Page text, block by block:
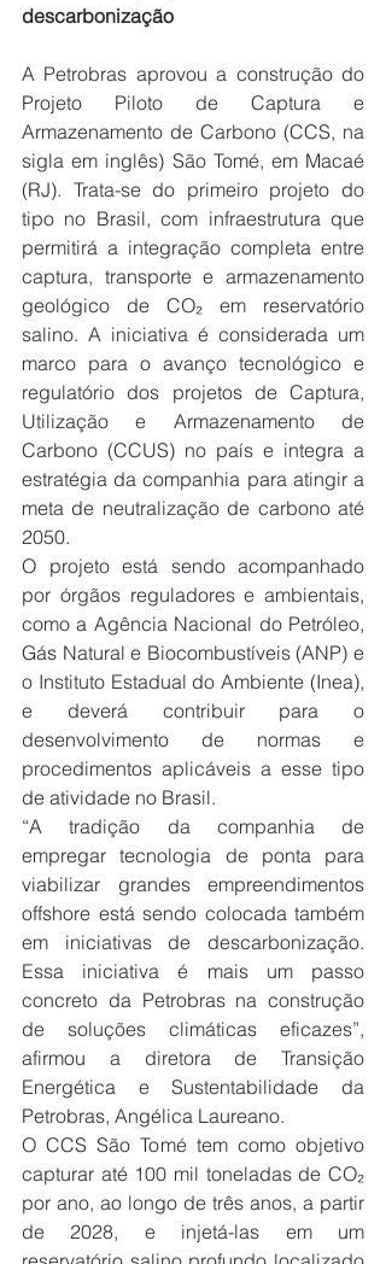
descarbonização
A Petrobras aprovou a construção do
Projeto Piloto de Captura e
Armazenamento de Carbono (CCS, na
sigla em inglês) São Tomé, em Macaé
(RJ). Trata-se do primeiro projeto do
tipo no Brasil, com infraestrutura que
permitirá a integração completa entre
captura, transporte e armazenamento
geológico de CO₂ em reservatório
salino. A iniciativa é considerada um
marco para o avanço tecnológico e
regulatório dos projetos de Captura,
Utilização e Armazenamento de
Carbono (CCUS) no país e integra a
estratégia da companhia para atingir a
meta de neutralização de carbono até
2050.
O projeto está sendo acompanhado
por órgãos reguladores e ambientais,
como a Agência Nacional do Petróleo,
Gás Natural e Biocombustíveis (ANP) e
o Instituto Estadual do Ambiente (Inea),
e deverá contribuir para o
desenvolvimento de normas e
procedimentos aplicáveis a esse tipo
de atividade no Brasil.
“A tradição da companhia de
empregar tecnologia de ponta para
viabilizar grandes empreendimentos
offshore está sendo colocada também
em iniciativas de descarbonização.
Essa iniciativa é mais um passo
concreto da Petrobras na construção
de soluções climáticas eficazes”,
afirmou a diretora de Transição
Energética e Sustentabilidade da
Petrobras, Angélica Laureano.
O CCS São Tomé tem como objetivo
capturar até 100 mil toneladas de CO₂
por ano, ao longo de três anos, a partir
de 2028, e injetá-las em um